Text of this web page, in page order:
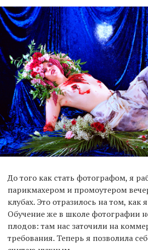
До того как стать фотографом, я
парикмахером и промоутером
клубах. Это отразилось на том, как
Обучение же в школе фотографии
плодов: там нас заточили на
требования. Теперь я позволила